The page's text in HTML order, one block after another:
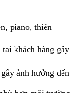
piano, thiên
khách hàng gây
ảnh hưởng đến